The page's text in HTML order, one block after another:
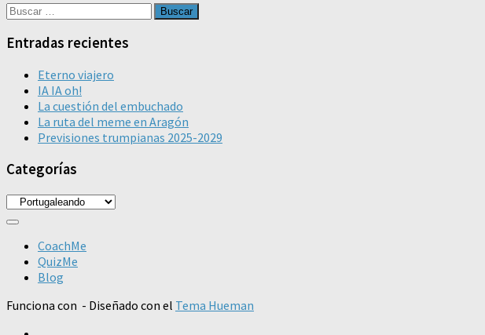
Buscar:
Entradas recientes
Eterno viajero
IA IA oh!
La cuestión del embuchado
La ruta del meme en Aragón
Previsiones trumpianas 2025-2029
Categorías
Categorías
CoachMe
QuizMe
Blog
Funciona con - Diseñado con el Tema Hueman